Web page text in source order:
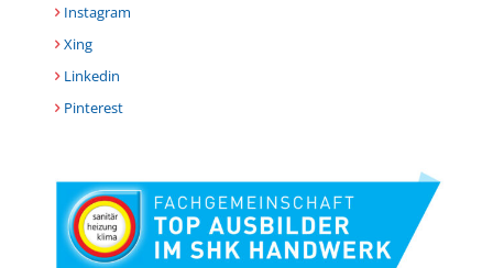
Instagram
Xing
Linkedin
Pinterest